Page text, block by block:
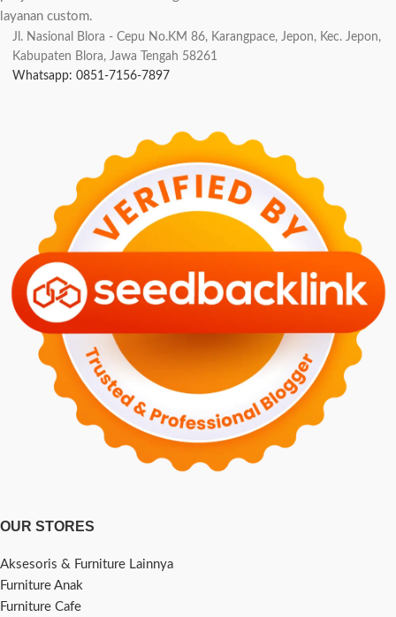
layanan custom.
Jl. Nasional Blora - Cepu No.KM 86, Karangpace, Jepon, Kec. Jepon,
Kabupaten Blora, Jawa Tengah 58261
Whatsapp: 0851-7156-7897
OUR STORES
Aksesoris & Furniture Lainnya
Furniture Anak
Furniture Cafe